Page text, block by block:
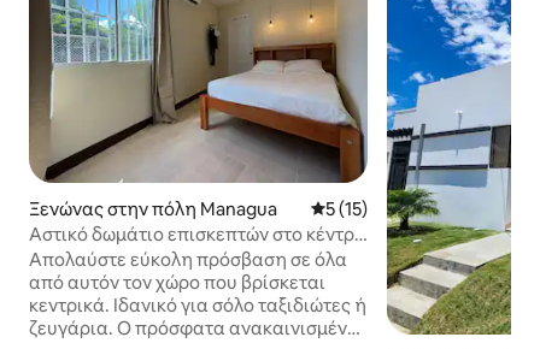
Ξενώνας στην πόλη Managua Μέση βαθμολογία: 5 στα 5,
5 (15)
Αστικό δωμάτιο επισκεπτών στο κέντρο
της Μανάγκουα
Απολαύστε εύκολη πρόσβαση σε όλα
από αυτόν τον χώρο που βρίσκεται
κεντρικά. Ιδανικό για σόλο ταξιδιώτες ή
ζευγάρια. Ο πρόσφατα ανακαινισμένος